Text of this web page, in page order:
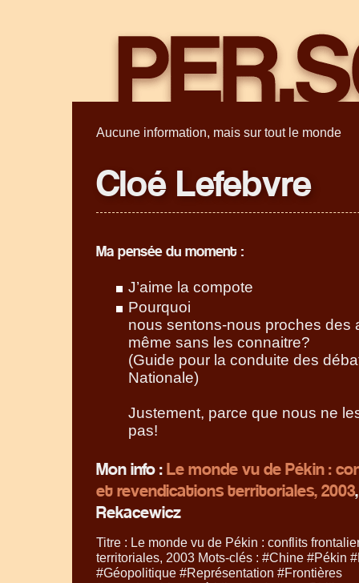
Aucune information, mais sur tout le monde
Cloé Lefebvre
Ma pensée du moment :
J’aime la compote
Pourquoi
nous sentons-nous proches des
même sans les connaitre?
(Guide pour la conduite des
Nationale)
Justement, parce que nous ne
pas!
Mon info :Le monde vu de Pékin :
et revendications territoriales, 2003
Rekacewicz
Titre : Le monde vu de Pékin : conflits
territoriales, 2003 Mots-clés : #Chine #Pékin
#Géopolitique #Représentation #Frontières